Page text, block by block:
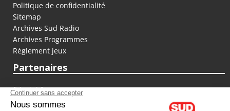
Politique de confidentialité
Sitemap
Archives Sud Radio
Archives Programmes
Règlement jeux
Partenaires
fiducial.fr
lyoncapitale.fr